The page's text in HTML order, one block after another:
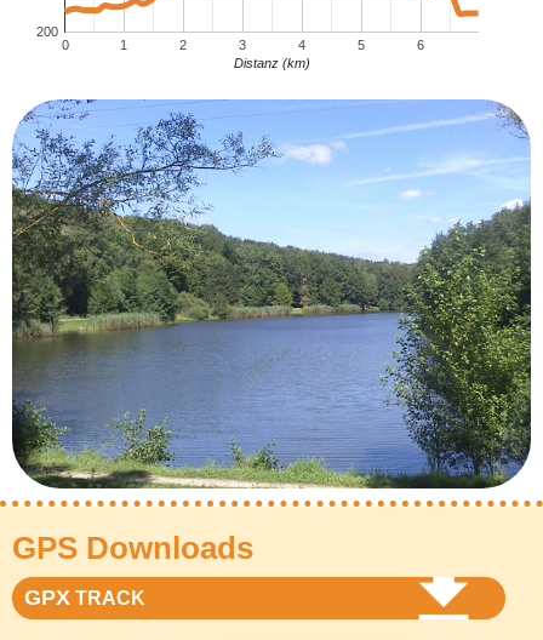
0 1 2 3 4 5 6
200
Distanz (km)
GPS Downloads
GPX TRACK